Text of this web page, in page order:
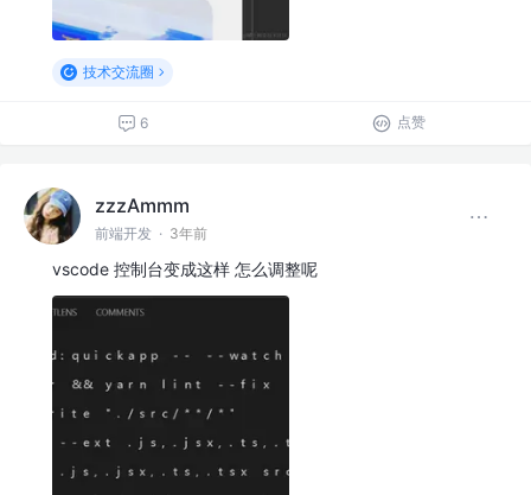
技术交流圈
6 点赞
zzzAmmm
前端开发 · 3年前
vscode 控制台变成这样 怎么调整呢